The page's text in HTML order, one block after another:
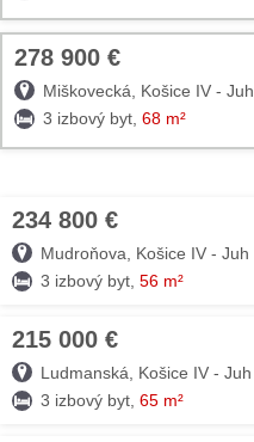
TOP
278 900 €
Miškovecká, Košice IV - Juh
3 izbový byt, 68 m²
234 800 €
Mudroňova, Košice IV - Juh
3 izbový byt, 56 m²
215 000 €
Ludmanská, Košice IV - Juh
3 izbový byt, 65 m²